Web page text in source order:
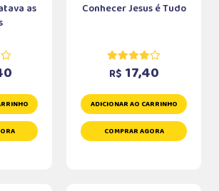
as
Conhecer Jesus é Tudo
R$ 17,40
ADICIONAR AO CARRINHO
COMPRAR AGORA